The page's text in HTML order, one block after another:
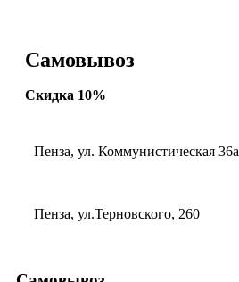
Самовывоз
Скидка 10%
Пенза, ул. Коммунистическая 36а
Пенза, ул.Терновского, 260